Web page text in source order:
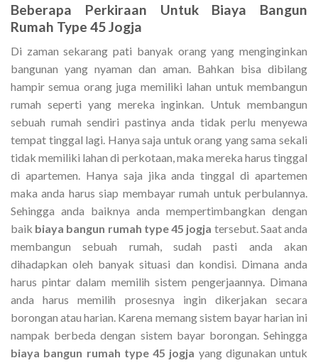
Beberapa Perkiraan Untuk
Biaya Bangun
Rumah Type 45 Jogja
Di zaman sekarang pati banyak orang yang menginginkan
bangunan yang nyaman dan aman. Bahkan bisa dibilang
hampir semua orang juga memiliki lahan untuk membangun
rumah seperti yang mereka inginkan. Untuk membangun
sebuah rumah sendiri pastinya anda tidak perlu menyewa
tempat tinggal lagi. Hanya saja untuk orang yang sama sekali
tidak memiliki lahan di perkotaan, maka mereka harus tinggal
di apartemen. Hanya saja jika anda tinggal di apartemen
maka anda harus siap membayar rumah untuk perbulannya.
Sehingga anda baiknya anda mempertimbangkan dengan
baik biaya bangun rumah type 45 jogja tersebut. Saat anda
membangun sebuah rumah, sudah pasti anda akan
dihadapkan oleh banyak situasi dan kondisi. Dimana anda
harus pintar dalam memilih sistem pengerjaannya. Dimana
anda harus memilih prosesnya ingin dikerjakan secara
borongan atau harian. Karena memang sistem bayar harian ini
nampak berbeda dengan sistem bayar borongan. Sehingga
biaya bangun rumah type 45 jogja yang digunakan untuk